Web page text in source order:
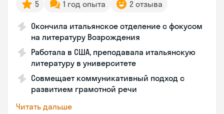
5 1 год опыта 2 отзыва
Окончила итальянское отделение с фокусом
на литературу Возрождения
Работала в США, преподавала итальянскую
литературу в университете
Совмещает коммуникативный подход с
развитием грамотной речи
Читать дальше